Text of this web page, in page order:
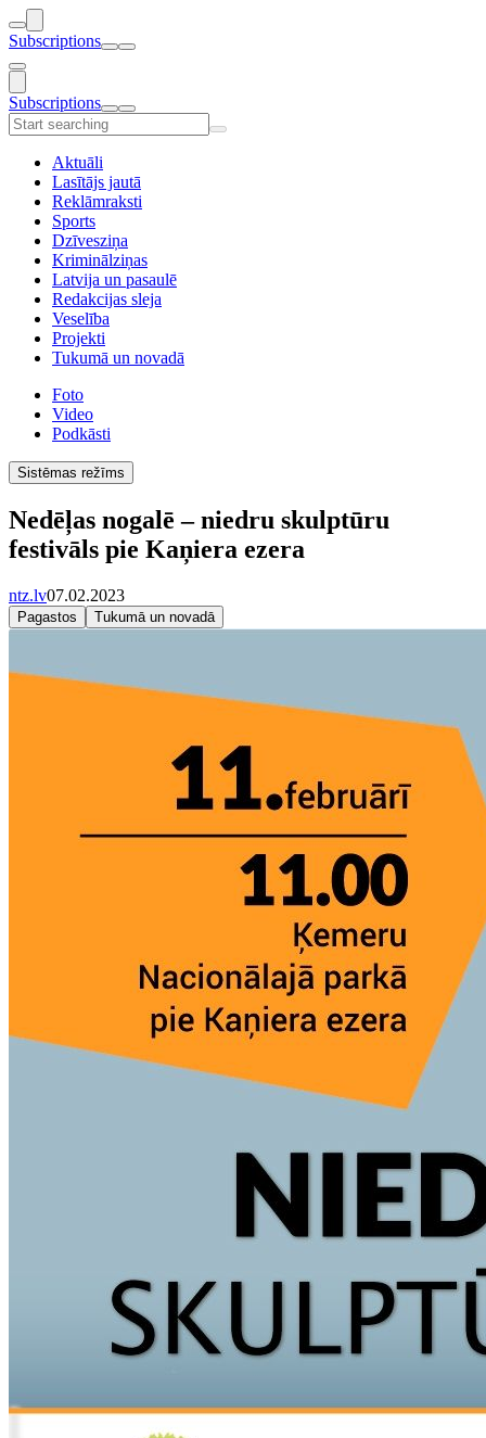
Subscriptions
Subscriptions
Aktuāli
Lasītājs jautā
Reklāmraksti
Sports
Dzīvesziņa
Kriminālziņas
Latvija un pasaulē
Redakcijas sleja
Veselība
Projekti
Tukumā un novadā
Foto
Video
Podkāsti
Sistēmas režīms
Nedēļas nogalē – niedru skulptūru
festivāls pie Kaņiera ezera
ntz.lv07.02.2023
Pagastos Tukumā un novadā